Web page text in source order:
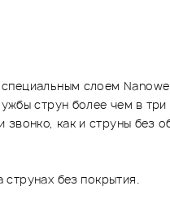
слоем
струн более чем в
звонко, как и струны
без покрытия.